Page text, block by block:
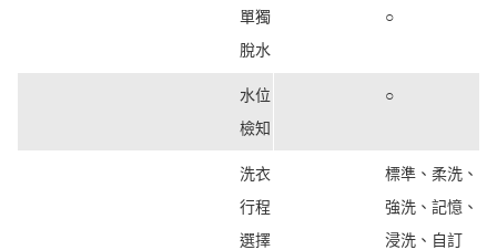
單獨
脫水
○
水位
檢知
○
洗衣
行程
選擇
標準、柔洗、
強洗、記憶、
浸洗、自訂